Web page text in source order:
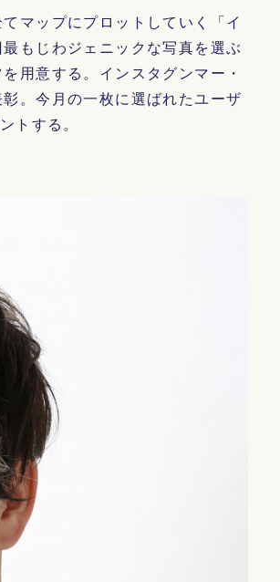
マップにプロットしていく「イ
もじわジェニックな写真を選ぶ
用意する。インスタグンマー・
。今月の一枚に選ばれたユーザ
トする。